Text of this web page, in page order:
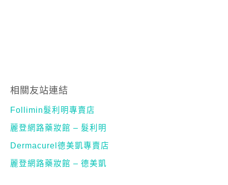
相關友站連結
Follimin髮利明專賣店
麗登網路藥妝館 – 髮利明
Dermacurel德美凱專賣店
麗登網路藥妝館 – 德美凱